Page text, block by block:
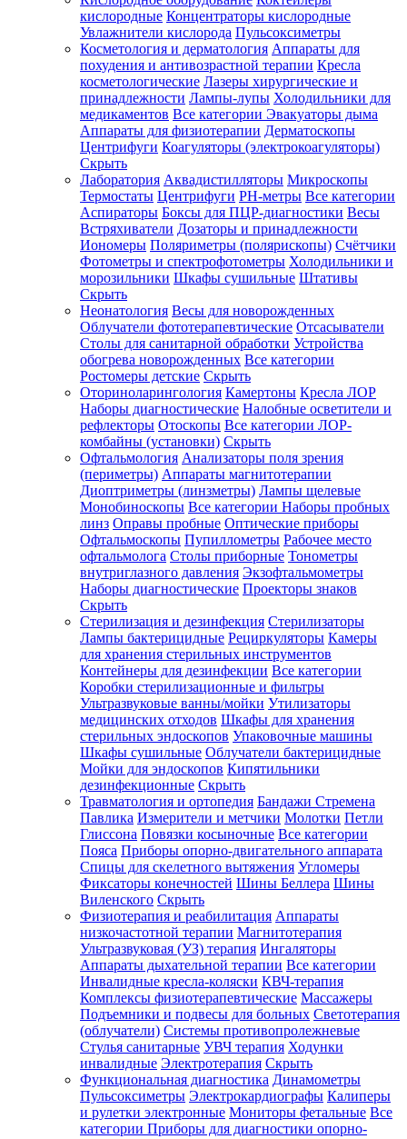
Зарегистрироваться
Зачем
регистрироваться?
Все
покупки
одном
месте
Личный
менеджер
Отслеживание
статуса
заказа
кислородные Концентраторы кислородные
Увлажнители кислорода Пульсоксиметры
Косметология и дерматология Аппараты для
похудения и антивозрастной терапии Кресла
косметологические Лазеры хирургические и
принадлежности Лампы-лупы Холодильники для
медикаментов Все категории Эвакуаторы дыма
Аппараты для физиотерапии Дерматоскопы
Центрифуги Коагуляторы (электрокоагуляторы)
Скрыть
Лаборатория Аквадистилляторы Микроскопы
Термостаты Центрифуги PH-метры Все категории
Аспираторы Боксы для ПЦР-диагностики Весы
Встряхиватели Дозаторы и принадлежности
Иономеры Поляриметры (полярископы) Счётчики
Фотометры и спектрофотометры Холодильники и
морозильники Шкафы сушильные Штативы
Скрыть
Неонатология Весы для новорожденных
Облучатели фототерапевтические Отсасыватели
Столы для санитарной обработки Устройства
обогрева новорожденных Все категории
Ростомеры детские Скрыть
Оториноларингология Камертоны Кресла ЛОР
Наборы диагностические Налобные осветители и
рефлекторы Отоскопы Все категории ЛОР-
комбайны (установки) Скрыть
Офтальмология Анализаторы поля зрения
(периметры) Аппараты магнитотерапии
Диоптриметры (линзметры) Лампы щелевые
Монобиноскопы Все категории Наборы пробных
линз Оправы пробные Оптические приборы
Офтальмоскопы Пупиллометры Рабочее место
офтальмолога Столы приборные Тонометры
внутриглазного давления Экзофтальмометры
Наборы диагностические Проекторы знаков
Скрыть
Стерилизация и дезинфекция Стерилизаторы
Лампы бактерицидные Рециркуляторы Камеры
для хранения стерильных инструментов
Контейнеры для дезинфекции Все категории
Коробки стерилизационные и фильтры
Ультразвуковые ванны/мойки Утилизаторы
медицинских отходов Шкафы для хранения
стерильных эндоскопов Упаковочные машины
Шкафы сушильные Облучатели бактерицидные
Мойки для эндоскопов Кипятильники
дезинфекционные Скрыть
Травматология и ортопедия Бандажи Стремена
Павлика Измерители и метчики Молотки Петли
Глиссона Повязки косыночные Все категории
Пояса Приборы опорно-двигательного аппарата
Спицы для скелетного вытяжения Угломеры
Фиксаторы конечностей Шины Беллера Шины
Виленского Скрыть
Физиотерапия и реабилитация Аппараты
низкочастотной терапии Магнитотерапия
Ультразвуковая (УЗ) терапия Ингаляторы
Аппараты дыхательной терапии Все категории
Инвалидные кресла-коляски КВЧ-терапия
Комплексы физиотерапевтические Массажеры
Подъемники и подвесы для больных Светотерапия
(облучатели) Системы противопролежневые
Стулья санитарные УВЧ терапия Ходунки
инвалидные Электротерапия Скрыть
Функциональная диагностика Динамометры
Пульсоксиметры Электрокардиографы Калиперы
и рулетки электронные Мониторы фетальные Все
категории Приборы для диагностики опорно-